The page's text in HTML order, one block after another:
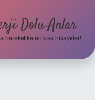
Dolu Anlar
hareket katan kısa hikayeler!